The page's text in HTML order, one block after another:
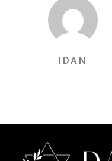
IDAN